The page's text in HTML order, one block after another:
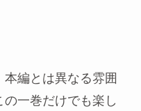
本編とは異なる雰囲
一巻だけでも楽し